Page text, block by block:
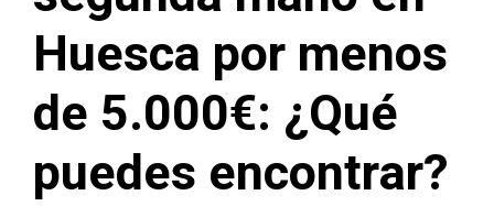
Huesca por menos
de 5.000€: ¿Qué
puedes encontrar?